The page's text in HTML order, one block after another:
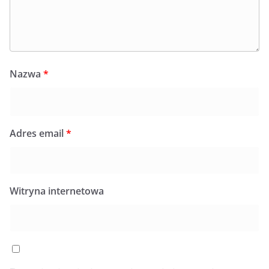
Nazwa *
Adres email*
Witryna internetowa